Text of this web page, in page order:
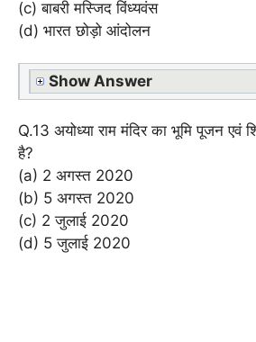
(c) बाबरी मस्जिद विंध्यवंस
(d) भारत छोड़ो आंदोलन
Show Answer
Q.13 अयोध्या राम मंदिर का भूमि पूजन एवं
है?
(a) 2 अगस्त 2020
(b) 5 अगस्त 2020
(c) 2 जुलाई 2020
(d) 5 जुलाई 2020